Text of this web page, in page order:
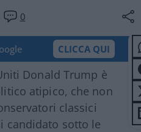
0
CLICCA QUI
Donald Trump è
atipico, che non
classici
candidato sotto le